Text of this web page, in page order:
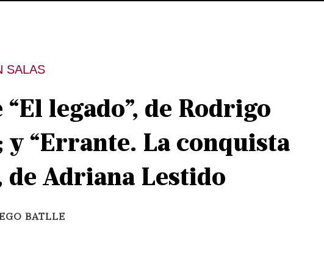
SALAS
legado”, de Rodrigo
“Errante. La conquista
de Adriana Lestido
BATLLE